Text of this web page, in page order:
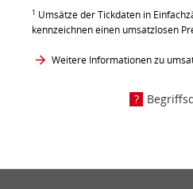
1 Umsätze der Tickdaten in
kennzeichnen einen umsatzlosen
Weitere Informationen zu